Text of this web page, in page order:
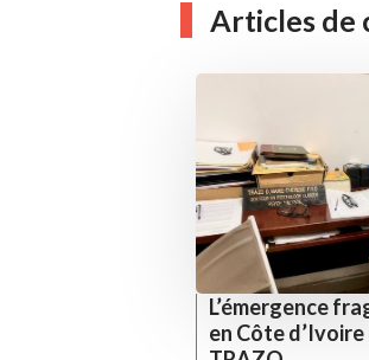
Articles de
L’émergence
en Côte